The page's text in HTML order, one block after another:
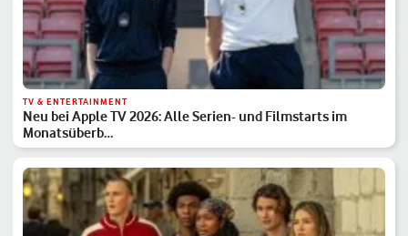
TV & ENTERTAINMENT
Neu bei Apple TV 2026: Alle Serien- und Filmstarts im
Monatsüberb…